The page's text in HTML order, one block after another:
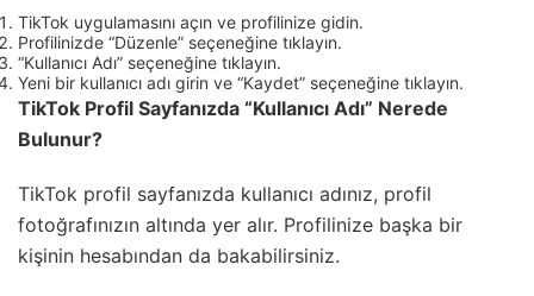
TikTok uygulamasını açın ve profilinize gidin.
Profilinizde “Düzenle” seçeneğine tıklayın.
“Kullanıcı Adı” seçeneğine tıklayın.
Yeni bir kullanıcı adı girin ve “Kaydet” seçeneğine tıklayın.
TikTok Profil Sayfanızda “Kullanıcı Adı” Nerede
Bulunur?
TikTok profil sayfanızda kullanıcı adınız, profil
fotoğrafınızın altında yer alır. Profilinize başka bir
kişinin hesabından da bakabilirsiniz.